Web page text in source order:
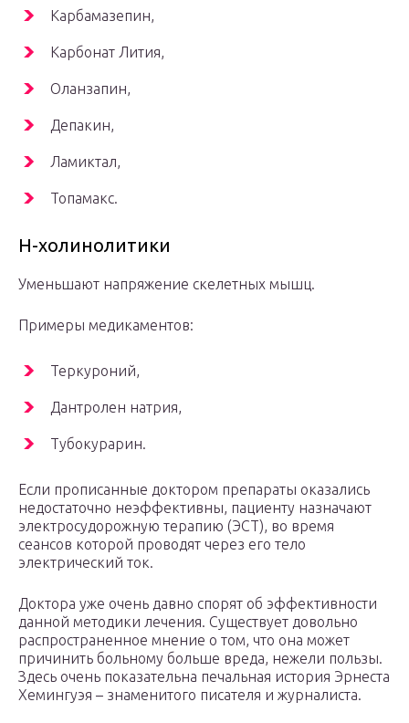
Карбамазепин,
Карбонат Лития,
Оланзапин,
Депакин,
Ламиктал,
Топамакс.
Н-холинолитики
Уменьшают напряжение скелетных мышц.
Примеры медикаментов:
Теркуроний,
Дантролен натрия,
Тубокурарин.
Если прописанные доктором препараты оказались
недостаточно неэффективны, пациенту назначают
электросудорожную терапию (ЭСТ), во время
сеансов которой проводят через его тело
электрический ток.
Доктора уже очень давно спорят об эффективности
данной методики лечения. Существует довольно
распространенное мнение о том, что она может
причинить больному больше вреда, нежели пользы.
Здесь очень показательна печальная история Эрнеста
Хемингуэя – знаменитого писателя и журналиста.